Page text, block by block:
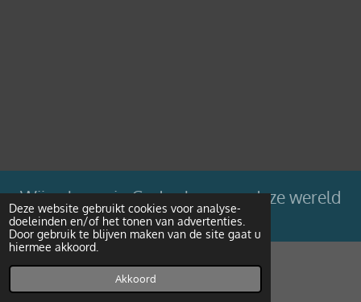
Deze website gebruikt cookies voor analyse-
doeleinden en/of het tonen van advertenties.
Door gebruik te blijven maken van de site gaat u
hiermee akkoord.
Akkoord
Wij geloven in Gods plan voor deze wereld
Powered byJouwWeb